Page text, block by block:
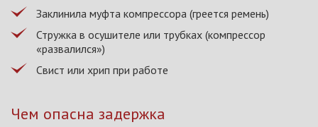
Заклинила муфта компрессора (греется ремень)
Стружка в осушителе или трубках (компрессор
«развалился»)
Свист или хрип при работе
Чем опасна задержка